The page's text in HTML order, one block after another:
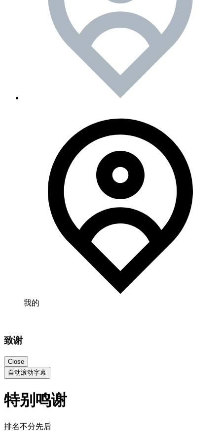
我的
致谢
Close
自动滚动字幕
特别鸣谢
排名不分先后